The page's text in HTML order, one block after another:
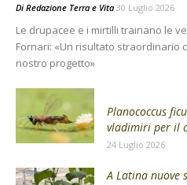
Di Redazione Terra e Vita 30 Luglio 2026
Le drupacee e i mirtilli trainano le
Fornari: «Un risultato straordinario
nostro progetto»
Planococcus
vladimiri per il
24 Luglio 2026
A Latina nuove